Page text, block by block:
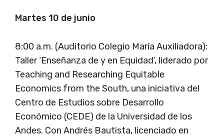
Martes 10 de junio
8:00 a.m. (Auditorio Colegio María Auxiliadora):
Taller ‘Enseñanza de y en Equidad’, liderado por
Teaching and Researching Equitable
Economics from the South, una iniciativa del
Centro de Estudios sobre Desarrollo
Económico (CEDE) de la Universidad de los
Andes. Con Andrés Bautista, licenciado en